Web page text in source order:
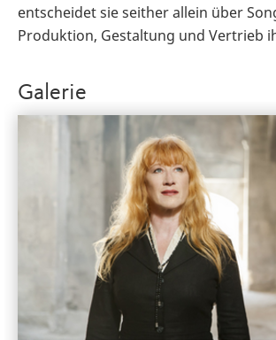
entscheidet sie seither allein über
Produktion, Gestaltung und Vertrieb
Galerie